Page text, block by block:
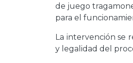
de juego
para el
La intervención se
y legalidad del